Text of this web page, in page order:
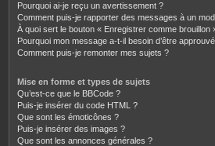
Pourquoi ai-je reçu un avertissement ?
Comment puis-je rapporter des messages à un
À quoi sert le bouton « Enregistrer comme brouillon
Pourquoi mon message a-t-il besoin d’être
Comment puis-je remonter mes sujets ?
Mise en forme et types de sujets
Qu’est-ce que le BBCode ?
Puis-je insérer du code HTML ?
Que sont les émoticônes ?
Puis-je insérer des images ?
Que sont les annonces générales ?